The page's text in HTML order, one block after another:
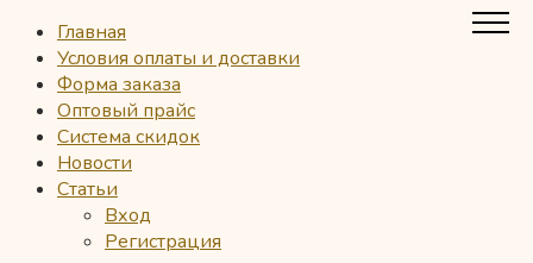
Главная
Условия оплаты и доставки
Форма заказа
Оптовый прайс
Система скидок
Новости
Статьи
Вход
Регистрация